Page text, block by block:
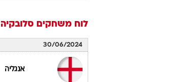
לוח משחקים סלובקיה
30/06/2024
אנגליה